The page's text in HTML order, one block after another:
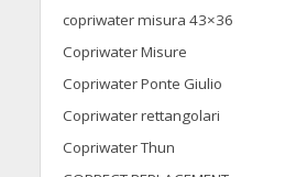
copriwater misura 43×36
Copriwater Misure
Copriwater Ponte Giulio
Copriwater rettangolari
Copriwater Thun